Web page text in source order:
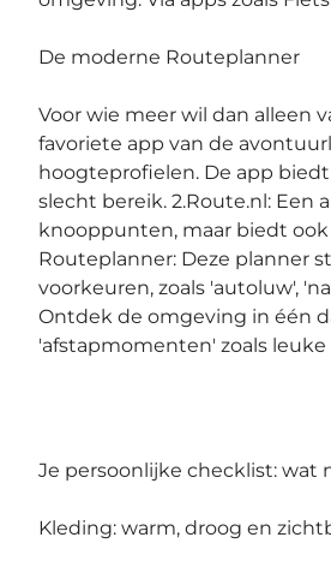
De moderne Routeplanner
Voor wie meer wil dan alleen
favoriete app van de
hoogteprofielen. De app
slecht bereik. 2.Route.nl:
knooppunten, maar biedt
Routeplanner: Deze planner
voorkeuren, zoals 'autoluw',
Ontdek de omgeving in één
'afstapmomenten' zoals leuke
Je persoonlijke checklist: wat
Kleding: warm, droog en